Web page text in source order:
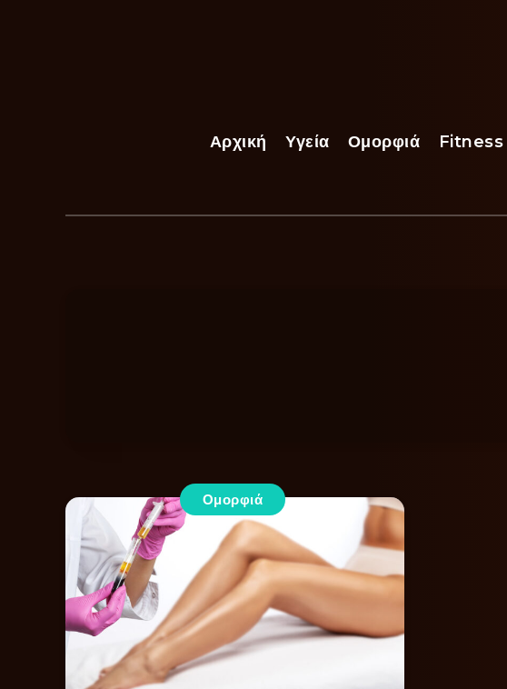
Αρχική Υγεία Ομορφιά Fitness
Ομορφιά